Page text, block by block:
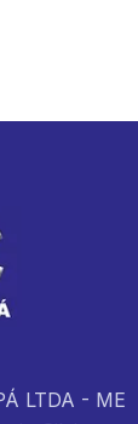
LTDA - ME